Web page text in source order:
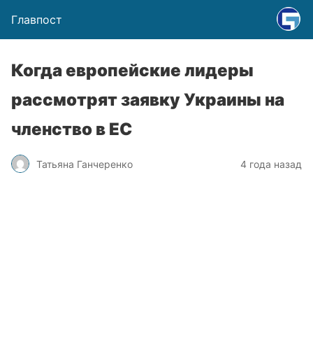
Главпост
Когда европейские лидеры
рассмотрят заявку Украины на
членство в ЕС
Татьяна Ганчеренко 4 года назад